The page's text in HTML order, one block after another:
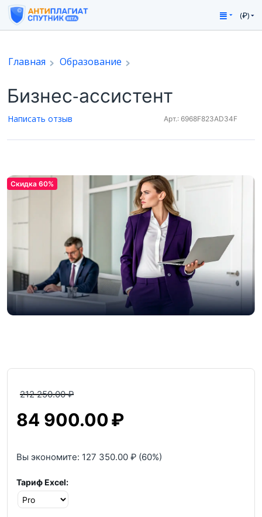
(₽)
Главная Образование
Бизнес-ассистент
Написать отзыв Арт.: 6968F823AD34F
Скидка 60%
212 250.00 ₽
84 900.00₽
Вы экономите: 127 350.00 ₽ (60%)
Тариф Excel: